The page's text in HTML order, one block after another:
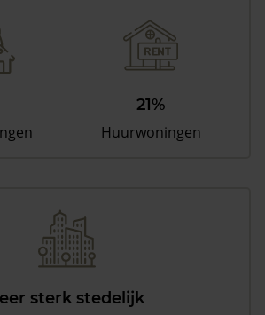
21%
Huurwoningen
sterk stedelijk